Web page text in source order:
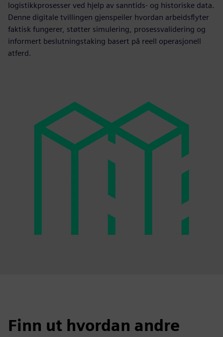
logistikkprosesser ved hjelp av sanntids- og historiske data.
Denne digitale tvillingen gjenspeiler hvordan arbeidsflyter
faktisk fungerer, støtter simulering, prosessvalidering og
informert beslutningstaking basert på reell operasjonell
atferd.
Finn ut hvordan andre